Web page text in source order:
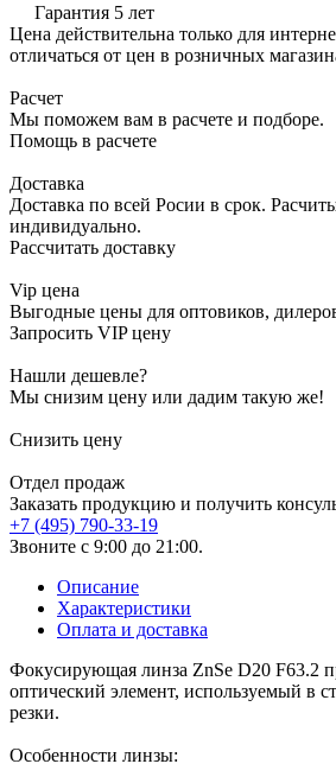
Гарантия 5 лет
Цена действительна только для
отличаться от цен в розничных
Расчет
Мы поможем вам в расчете и подборе.
Помощь в расчете
Доставка
Доставка по всей Росии в срок.
индивидуально.
Рассчитать доставку
Vip цена
Выгодные цены для оптовиков,
Запросить VIP цену
Нашли дешевле?
Мы снизим цену или дадим такую же!
Снизить цену
Отдел продаж
Заказать продукцию и получить
+7 (495) 790-33-19
Звоните с 9:00 до 21:00.
Описание
Характеристики
Оплата и доставка
Фокусирующая линза ZnSe D20 F63.2
оптический элемент, используемый в
резки.
Особенности линзы: